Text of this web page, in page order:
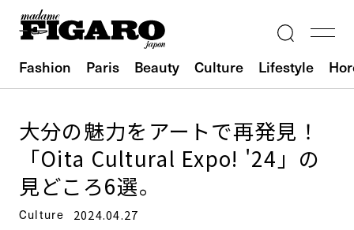
Fashion Paris Beauty Culture Lifestyle
大分の魅力をアートで再発見！
「Oita Cultural Expo! '24」の
見どころ6選。
Culture 2024.04.27